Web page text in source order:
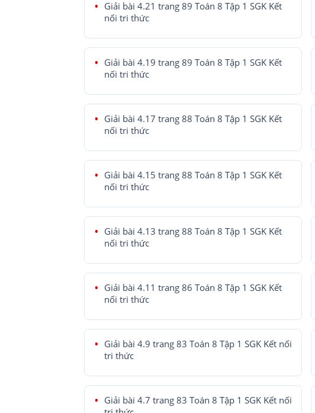
Giải bài 4.21 trang 89 Toán 8 Tập 1 SGK Kết
nối tri thức
Giải bài 4.19 trang 89 Toán 8 Tập 1 SGK Kết
nối tri thức
Giải bài 4.17 trang 88 Toán 8 Tập 1 SGK Kết
nối tri thức
Giải bài 4.15 trang 88 Toán 8 Tập 1 SGK Kết
nối tri thức
Giải bài 4.13 trang 88 Toán 8 Tập 1 SGK Kết
nối tri thức
Giải bài 4.11 trang 86 Toán 8 Tập 1 SGK Kết
nối tri thức
Giải bài 4.9 trang 83 Toán 8 Tập 1 SGK Kết nối
tri thức
Giải bài 4.7 trang 83 Toán 8 Tập 1 SGK Kết nối